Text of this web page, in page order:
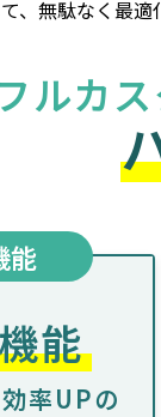
、無駄なく最
ルカ
能
能
率UPの